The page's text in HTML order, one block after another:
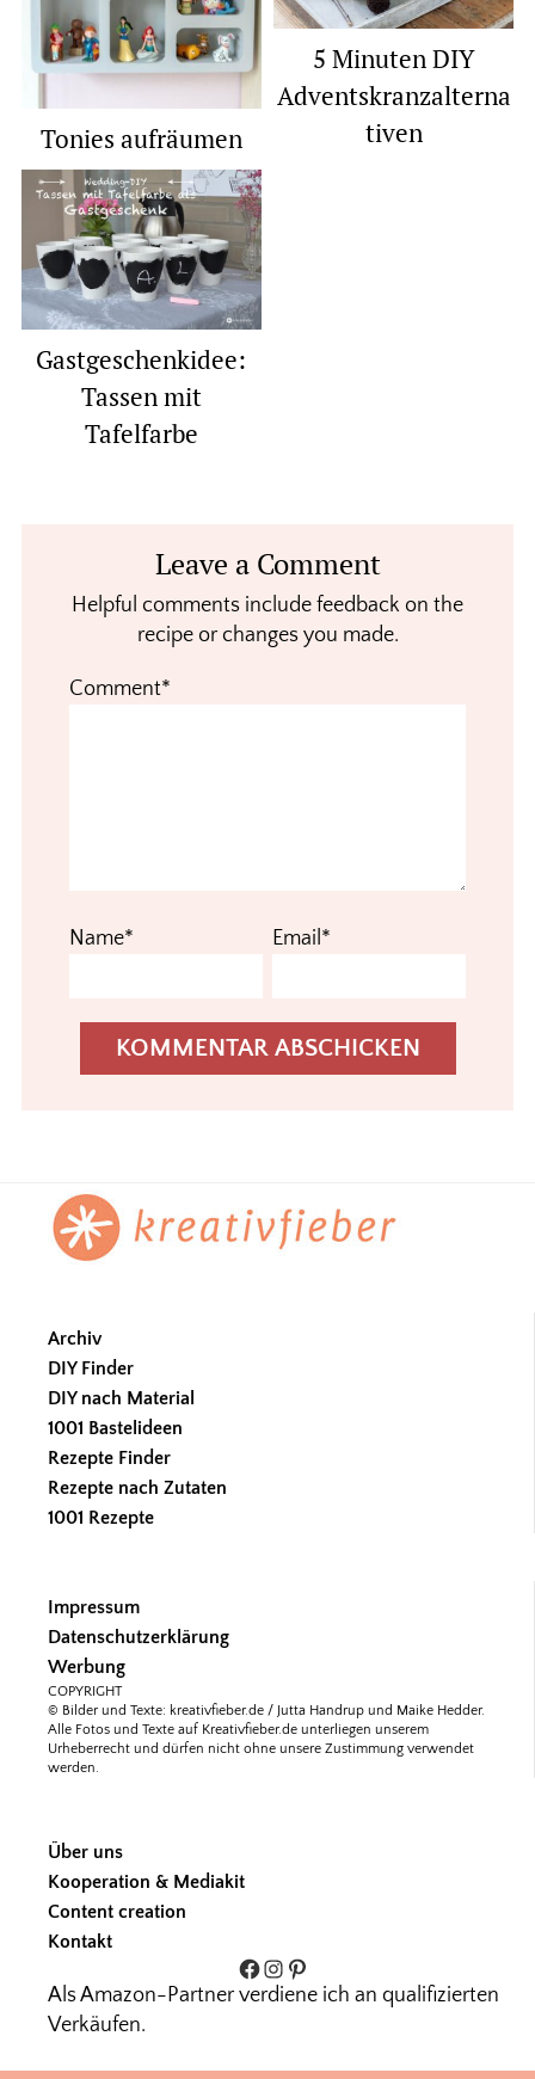
Tonies aufräumen
5 Minuten DIY
Adventskranzalterna
tiven
Gastgeschenkidee:
Tassen mit
Tafelfarbe
InteractionsLeave a Comment
Helpful comments include feedback on the
recipe or changes you made.
Comment*
Name* Email*
Footer
Archiv
DIY Finder
DIY nach Material
1001 Bastelideen
Rezepte Finder
Rezepte nach Zutaten
1001 Rezepte
Impressum
Datenschutzerklärung
Werbung
COPYRIGHT
© Bilder und Texte: kreativfieber.de / Jutta Handrup und Maike Hedder.
Alle Fotos und Texte auf Kreativfieber.de unterliegen unserem
Urheberrecht und dürfen nicht ohne unsere Zustimmung verwendet
werden.
Über uns
Kooperation & Mediakit
Content creation
Kontakt
Facebook
Instagram
Pinterest
Als Amazon-Partner verdiene ich an qualifizierten
Verkäufen.